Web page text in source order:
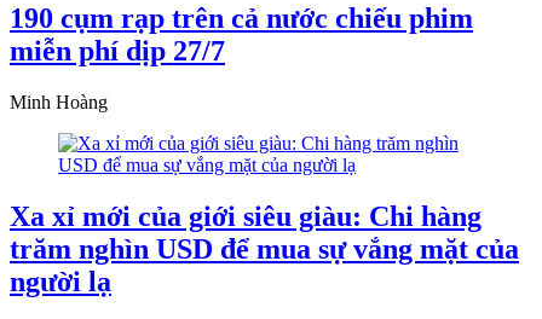
190 cụm rạp trên cả nước chiếu phim
miễn phí dịp 27/7
Minh Hoàng
Xa xỉ mới của giới siêu giàu: Chi hàng
trăm nghìn USD để mua sự vắng mặt của
người lạ